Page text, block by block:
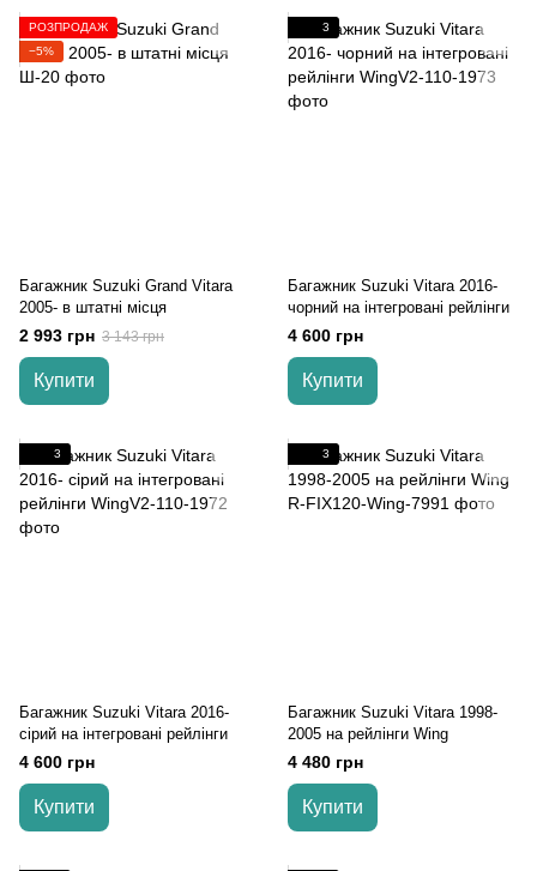
РОЗПРОДАЖ
−5%
Багажник Suzuki Grand Vitara
2005- в штатні місця
2 993 грн 3 143 грн
Купити
3
Багажник Suzuki Vitara 2016-
чорний на інтегровані рейлінги
4 600 грн
Купити
3
Багажник Suzuki Vitara 2016-
cірий на інтегровані рейлінги
4 600 грн
Купити
3
Багажник Suzuki Vitara 1998-
2005 на рейлінги Wing
4 480 грн
Купити